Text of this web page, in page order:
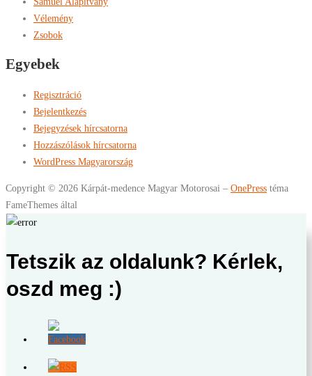
Vélemény
Zsobok
Egyebek
Regisztráció
Bejelentkezés
Bejegyzések hírcsatorna
Hozzászólások hírcsatorna
WordPress Magyarország
Copyright © 2026 Kárpát-medence Magyar Motorosai – OnePress téma
FameThemes által
Tetszik az oldalunk? Kérlek,
oszd meg :)